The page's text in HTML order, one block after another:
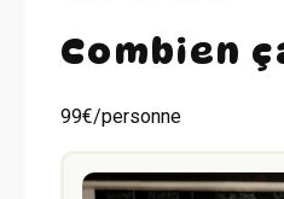
Combien
99€/personne